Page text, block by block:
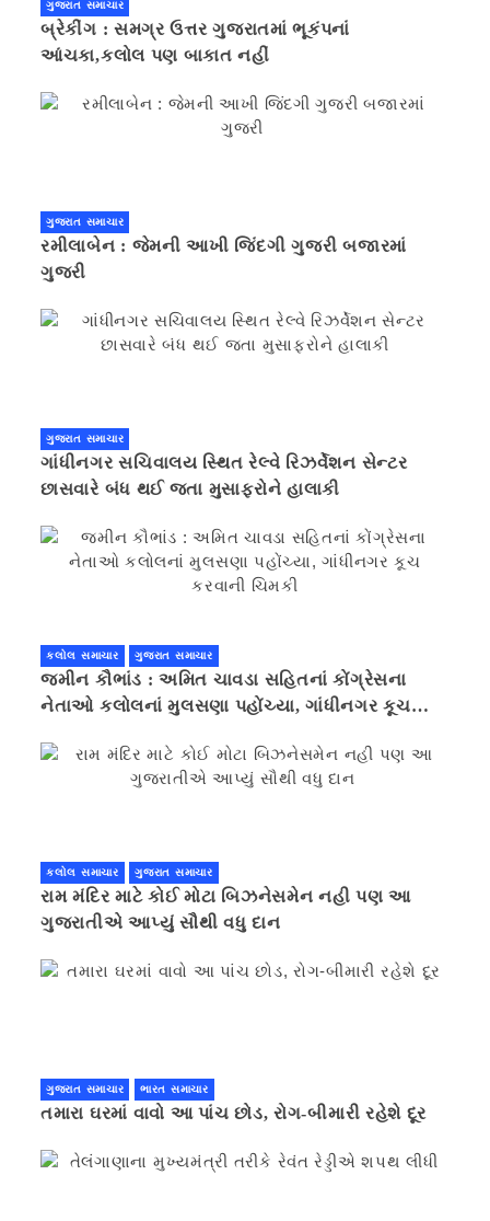
ગુજરાત સમાચાર
બ્રેકીંગ : સમગ્ર ઉત્તર ગુજરાતમાં ભૂકંપનાં
આંચકા,કલોલ પણ બાકાત નહીં
ગુજરાત સમાચાર
રમીલાબેન : જેમની આખી જિંદગી ગુજરી બજારમાં
ગુજરી
ગુજરાત સમાચાર
ગાંધીનગર સચિવાલય સ્થિત રેલ્વે રિઝર્વેશન સેન્ટર
છાસવારે બંધ થઈ જતા મુસાફરોને હાલાકી
કલોલ સમાચાર ગુજરાત સમાચાર
જમીન કૌભાંડ : અમિત ચાવડા સહિતનાં કોંગ્રેસના
નેતાઓ કલોલનાં મુલસણા પહોંચ્યા, ગાંધીનગર કૂચ
કલોલ સમાચાર ગુજરાત સમાચાર
રામ મંદિર માટે કોઈ મોટા બિઝનેસમેન નહી પણ આ
ગુજરાતીએ આપ્યું સૌથી વધુ દાન
ગુજરાત સમાચાર ભારત સમાચાર
તમારા ઘરમાં વાવો આ પાંચ છોડ, રોગ-બીમારી રહેશે દૂર